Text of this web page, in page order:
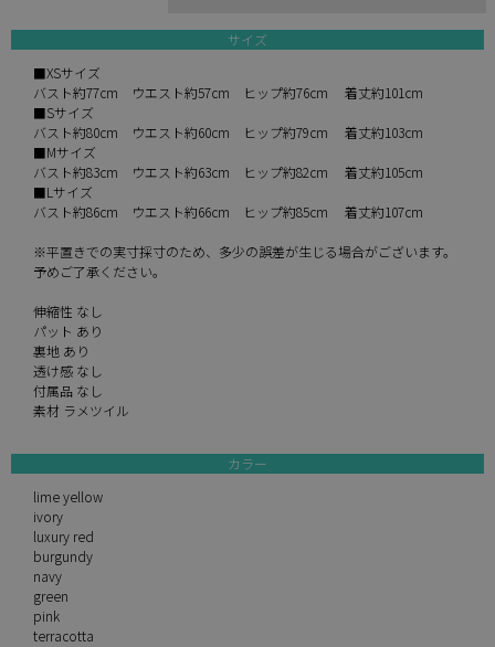
サイズ
■XSサイズ
バスト約77cm ウエスト約57cm ヒップ約76cm 着丈約101cm
■Sサイズ
バスト約80cm ウエスト約60cm ヒップ約79cm 着丈約103cm
■Mサイズ
バスト約83cm ウエスト約63cm ヒップ約82cm 着丈約105cm
■Lサイズ
バスト約86cm ウエスト約66cm ヒップ約85cm 着丈約107cm
※平置きでの実寸採寸のため、多少の誤差が生じる場合がございます。
予めご了承ください。
伸縮性 なし
パット あり
裏地 あり
透け感 なし
付属品 なし
素材 ラメツイル
カラー
lime yellow
ivory
luxury red
burgundy
navy
green
pink
terracotta